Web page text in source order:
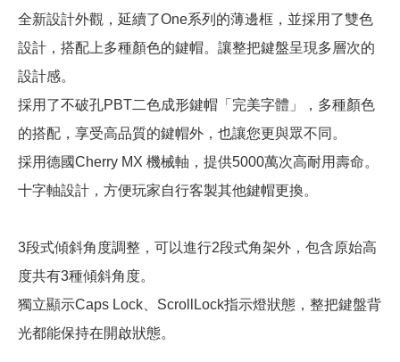
全新設計外觀，延續了One系列的薄邊框，並採用了雙色
設計，搭配上多種顏色的鍵帽。讓整把鍵盤呈現多層次的
設計感。
採用了不破孔PBT二色成形鍵帽「完美字體」，多種顏色
的搭配，享受高品質的鍵帽外，也讓您更與眾不同。
採用德國Cherry MX 機械軸，提供5000萬次高耐用壽命。
十字軸設計，方便玩家自行客製其他鍵帽更換。
3段式傾斜角度調整，可以進行2段式角架外，包含原始高
度共有3種傾斜角度。
獨立顯示Caps Lock、ScrollLock指示燈狀態，整把鍵盤背
光都能保持在開啟狀態。